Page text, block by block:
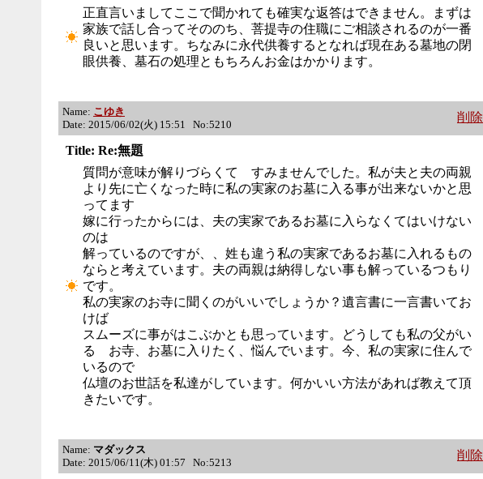
正直言いましてここで聞かれても確実な返答はできません。まずは
家族で話し合ってそののち、菩提寺の住職にご相談されるのが一番
良いと思います。ちなみに永代供養するとなれば現在ある墓地の閉
眼供養、墓石の処理ともちろんお金はかかります。
Name: こゆき
Date: 2015/06/02(火) 15:51 No:5210
削除
Title: Re:無題
質問が意味が解りづらくて すみませんでした。私が夫と夫の両親
より先に亡くなった時に私の実家のお墓に入る事が出来ないかと思
ってます
嫁に行ったからには、夫の実家であるお墓に入らなくてはいけない
のは
解っているのですが、、姓も違う私の実家であるお墓に入れるもの
ならと考えています。夫の両親は納得しない事も解っているつもり
です。
私の実家のお寺に聞くのがいいでしょうか？遺言書に一言書いてお
けば
スムーズに事がはこぶかとも思っています。どうしても私の父がい
る お寺、お墓に入りたく、悩んでいます。今、私の実家に住んで
いるので
仏壇のお世話を私達がしています。何かいい方法があれば教えて頂
きたいです。
Name: マダックス
Date: 2015/06/11(木) 01:57 No:5213
削除